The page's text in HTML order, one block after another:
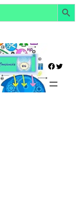
Botón de
Twitter